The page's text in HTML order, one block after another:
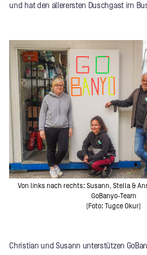
und hat den allerersten Duschgast im
Von links nach rechts: Susann, Stella &
GoBanyo-Team
(Foto: Tugce Okur)
Christian und Susann unterstützen